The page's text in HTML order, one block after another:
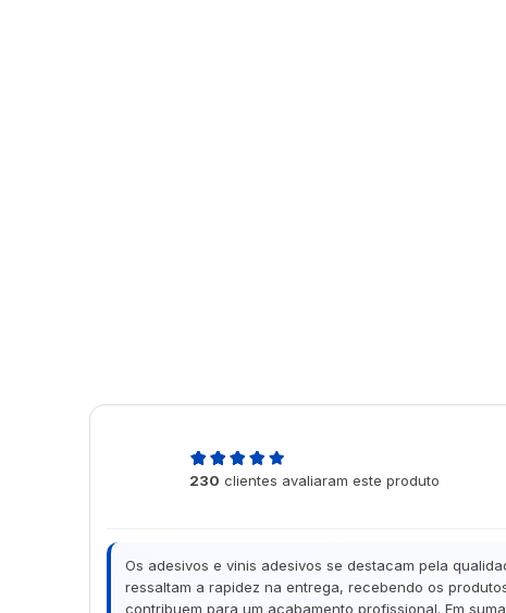
230 clientes avaliaram este produto
Os adesivos e vinis adesivos se destacam pela
ressaltam a rapidez na entrega, recebendo os
contribuem para um acabamento profissional. Em